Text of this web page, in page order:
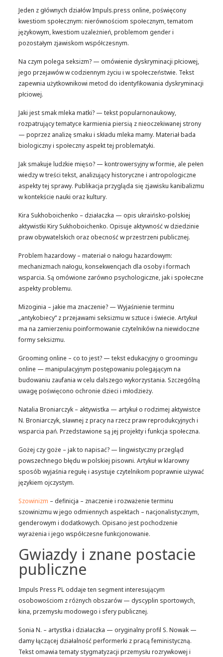
Jeden z głównych działów Impuls.press online, poświęcony
kwestiom społecznym: nierównościom społecznym, tematom
językowym, kwestiom uzależnień, problemom gender i
pozostałym zjawiskom współczesnym.
Na czym polega seksizm? — omówienie dyskryminacji płciowej,
jego przejawów w codziennym życiu i w społeczeństwie. Tekst
zapewnia użytkownikowi metod do identyfikowania dyskryminacji
płciowej.
Jaki jest smak mleka matki? — tekst popularnonaukowy,
rozpatrujący tematyce karmienia piersią z nieoczekiwanej strony
— poprzez analizę smaku i składu mleka mamy. Materiał bada
biologiczny i społeczny aspekt tej problematyki.
Jak smakuje ludzkie mięso? — kontrowersyjny w formie, ale pełen
wiedzy w treści tekst, analizujący historyczne i antropologiczne
aspekty tej sprawy. Publikacja przygląda się zjawisku kanibalizmu
w kontekście nauki oraz kultury.
Kira Sukhoboichenko – działaczka — opis ukraińsko-polskiej
aktywistki Kiry Sukhoboichenko. Opisuje aktywność w dziedzinie
praw obywatelskich oraz obecność w przestrzeni publicznej.
Problem hazardowy – materiał o nałogu hazardowym:
mechanizmach nałogu, konsekwencjach dla osoby i formach
wsparcia. Są omówione zarówno psychologiczne, jak i społeczne
aspekty problemu.
Mizoginia – jakie ma znaczenie? — Wyjaśnienie terminu
„antykobiecy” z przejawami seksizmu w sztuce i świecie. Artykuł
ma na zamierzeniu poinformowanie czytelników na niewidoczne
formy seksizmu.
Grooming online – co to jest? — tekst edukacyjny o groomingu
online — manipulacyjnym postępowaniu polegającym na
budowaniu zaufania w celu dalszego wykorzystania. Szczególną
uwagę poświęcono ochronie dzieci i młodzieży.
Natalia Broniarczyk – aktywistka — artykuł o rodzimej aktywistce
N. Broniarczyk, sławnej z pracy na rzecz praw reprodukcyjnych i
wsparcia pań. Przedstawione są jej projekty i funkcja społeczna.
Gożej czy goże – jak to napisać? — lingwistyczny przegląd
powszechnego błędu w polskiej pisowni. Artykuł w klarowny
sposób wyjaśnia regułę i asystuje czytelnikom poprawnie używać
językiem ojczystym.
Szowinizm – definicja – znaczenie i rozważenie terminu
szowinizmu w jego odmiennych aspektach – nacjonalistycznym,
genderowym i dodatkowych. Opisano jest pochodzenie
wyrażenia i jego współczesne funkcjonowanie.
Gwiazdy i znane postacie
publiczne
Impuls Press PL oddaje ten segment interesującym
osobowościom z różnych obszarów — dyscyplin sportowych,
kina, przemysłu modowego i sfery publicznej.
Sonia N. – artystka i działaczka — oryginalny profil S. Nowak —
damy łączącej działalność performerki z pracą feministyczną.
Tekst omawia tematy stygmatyzacji przemysłu rozrywkowej i